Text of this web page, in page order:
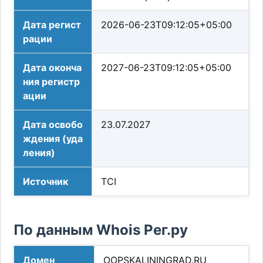
Дата регист
рации
2026-06-23T09:12:05+05:00
Дата оконча
ния регистр
ации
2027-06-23T09:12:05+05:00
Дата освобо
ждения (уда
ления)
23.07.2027
Источник TCI
По данным Whois Рег.ру
Домен OOPSKALININGRAD.RU